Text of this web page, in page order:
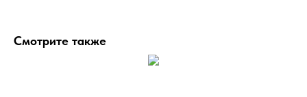
Смотрите также